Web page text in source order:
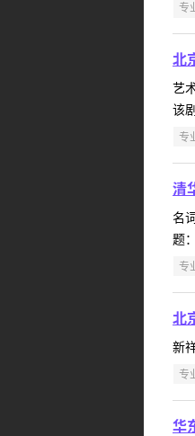
专
北
艺
该
专
清
名
题
专
北
新
专
华